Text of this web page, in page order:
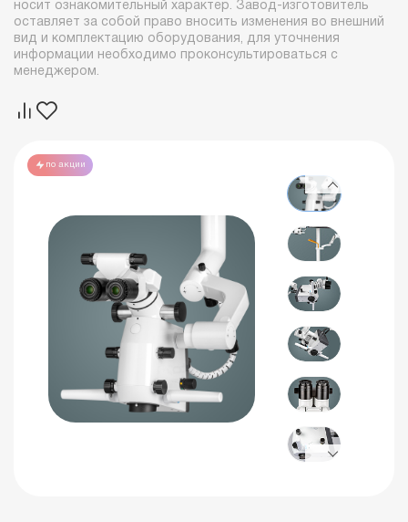
носит ознакомительный характер. Завод-изготовитель
оставляет за собой право вносить изменения во внешний
вид и комплектацию оборудования, для уточнения
информации необходимо проконсультироваться с
менеджером.
по акции